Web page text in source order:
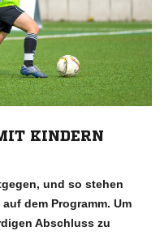
KINDERN
und so stehen
dem Programm. Um
Abschluss zu